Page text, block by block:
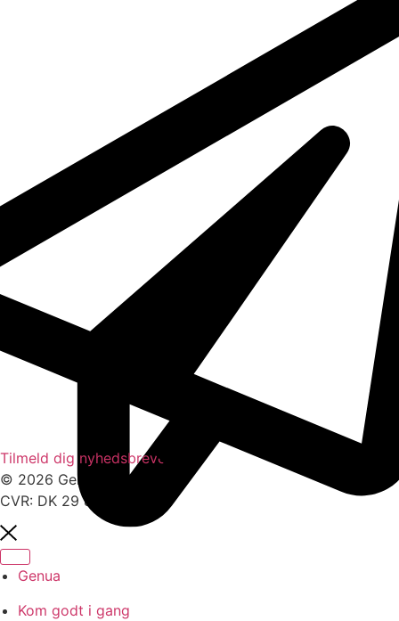
Tilmeld dig nyhedsbrevet
© 2026 Gensam
CVR: DK 29 86 12 18
Genua
Kom godt i gang